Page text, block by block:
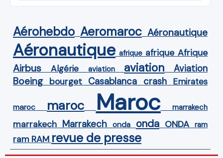
Aérohebdo Aeromaroc Aéronautique
Aéronautique afrique afrique Afrique
Airbus Algérie aviation aviation Aviation
Boeing bourget Casablanca crash Emirates
maroc maroc Maroc marrakech
marrakech Marrakech onda onda ONDA ram
ram RAM revue de presse